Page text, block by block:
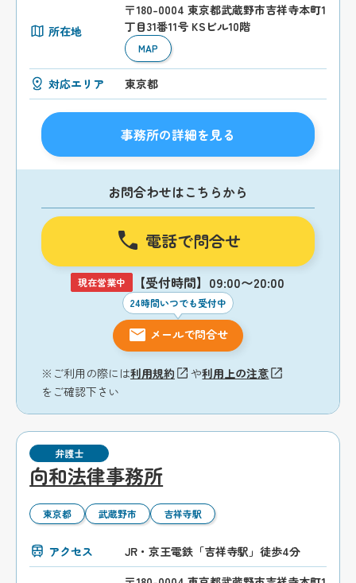
所在地
〒180-0004 東京都武蔵野市吉祥寺本町1
丁目31番11号 KSビル10階
MAP
対応エリア 東京都
事務所の詳細を見る
お問合わせはこちらから
電話で問合せ
現在営業中 【受付時間】09:00〜20:00
24時間いつでも受付中
メールで問合せ
※ご利用の際には利用規約 や利用上の注意
をご確認下さい
弁護士
向和法律事務所
東京都 武蔵野市 吉祥寺駅
アクセス JR・京王電鉄「吉祥寺駅」徒歩4分